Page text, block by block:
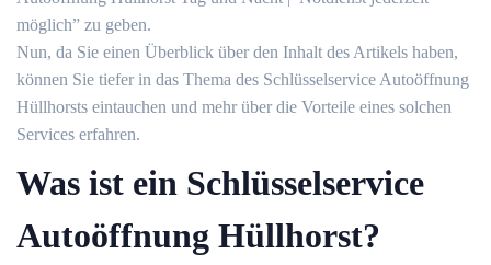
möglich” zu geben.​
Nun, da Sie einen Überblick über den Inhalt des Artikels haben,
können Sie tiefer in das Thema des Schlüsselservice Autoöffnung
Hüllhorsts eintauchen und mehr über die Vorteile eines solchen
Services erfahren.​
Was ist ein Schlüsselservice
Autoöffnung Hüllhorst?